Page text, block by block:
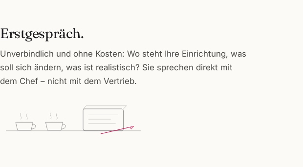
Erstgespräch.
Unverbindlich und ohne Kosten: Wo steht Ihre Einrichtung, was
soll sich ändern, was ist realistisch? Sie sprechen direkt mit
dem Chef – nicht mit dem Vertrieb.